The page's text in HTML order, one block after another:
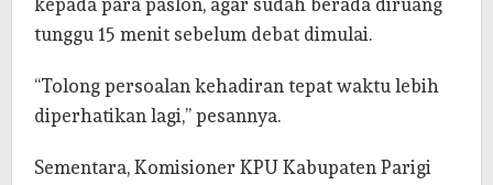
kepada para paslon, agar sudah berada diruang
tunggu 15 menit sebelum debat dimulai.
“Tolong persoalan kehadiran tepat waktu lebih
diperhatikan lagi,” pesannya.
Sementara, Komisioner KPU Kabupaten Parigi